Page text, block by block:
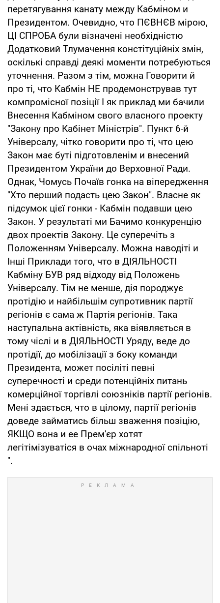
перетягування канату между Кабміном и
Президентом. Очевидно, что ПЄВНЄВ мірою,
ЦІ СПРОБА були візначені необхідністю
Додатковий Тлумачення констітуційніх змін,
оскількі справді деякі моменти потребуються
уточнення. Разом з тім, можна Говорити й
про ті, что Кабмін НЕ продемонстрував тут
компромісної позіції І як приклад ми бачили
Внесення Кабміном свого власного проекту
"Закону про Кабінет Міністрів". Пункт 6-й
Універсалу, чітко говорити про ті, что цею
Закон має буті підготовленім и внесений
Президентом України до Верховної Ради.
Однак, Чомусь Почаїв гонка на віпередження
"Хто перший подасть цею Закон". Власне як
підсумок цієї гонки - Кабмін подавши цею
Закон. У результаті ми Бачимо конкуренцію
двох проектів Закону. Це суперечіть з
Положенням Універсалу. Можна наводіті и
Інші Приклади того, что в ДІЯЛЬНОСТІ
Кабміну БУВ ряд відходу від Положень
Універсалу. Тім не менше, дія породжує
протідію и найбільшім супротивник партії
регіонів є сама ж Партія регіонів. Така
наступальна актівність, яка віявляється в
тому чіслі и в ДІЯЛЬНОСТІ Уряду, веде до
протідії, до мобілізації з боку команди
Президента, может посіліті певні
суперечності и среди потенційніх питань
комерційної торгівлі союзніків партії регіонів.
Мені здається, что в цілому, партії регіонів
доведе займатись більш зваження позіцію,
ЯКЩО вона и ее Прем'єр хотят
легітімізуватіся в очах міжнародної спільноті
".